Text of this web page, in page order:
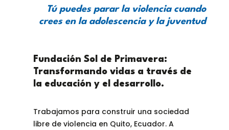
Tú puedes parar la violencia cuando
crees en la adolescencia y la juventud
Fundación Sol de Primavera:
Transformando vidas a través de
la educación y el desarrollo.
Trabajamos para construir una sociedad
libre de violencia en Quito, Ecuador. A